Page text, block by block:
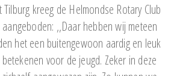
kreeg de Helmondse Rotary Club
,,Daar hebben wij meteen
het een buitengewoon aardig en leuk
voor de jeugd. Zeker in deze